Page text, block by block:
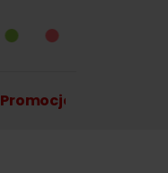
Promocje